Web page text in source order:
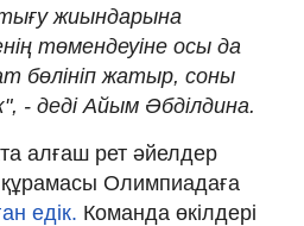
жиын­дарына
тө­мендеуіне осы да
бөлініп жа­тыр, соны
- деді Айым Әбділдина.
алғаш рет әйелдер
құрамасы Олимпиадаға
едік. Команда өкілдері